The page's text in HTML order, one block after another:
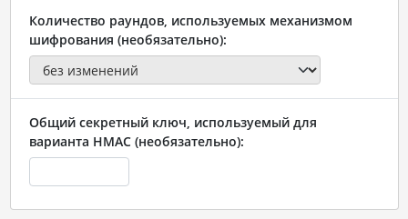
Количество раундов, используемых механизмом
шифрования (необязательно):
Общий секретный ключ, используемый для
варианта HMAC (необязательно):